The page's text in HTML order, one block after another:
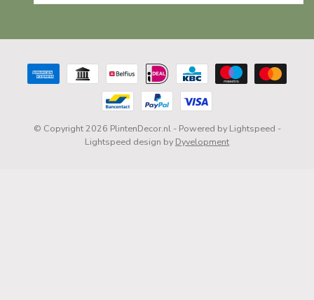
© Copyright 2026 PlintenDecor.nl- Powered by Lightspeed -
Lightspeed design by Dyvelopment